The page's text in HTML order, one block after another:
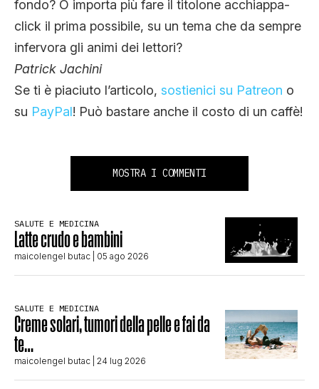
fondo? O importa più fare il titolone acchiappa-
click il prima possibile, su un tema che da sempre
infervora gli animi dei lettori?
Patrick Jachini
Se ti è piaciuto l’articolo, sostienici su Patreon o
su PayPal! Può bastare anche il costo di un caffè!
MOSTRA I COMMENTI
SALUTE E MEDICINA
Latte crudo e bambini
maicolengel butac | 05 ago 2026
SALUTE E MEDICINA
Creme solari, tumori della pelle e fai da
te…
maicolengel butac | 24 lug 2026